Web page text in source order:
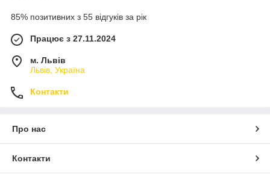
85% позитивних з 55 відгуків за рік
Працює з 27.11.2024
м. Львів
Львів, Україна
Контакти
Про нас
Контакти